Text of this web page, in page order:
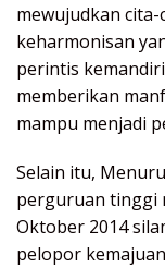
mewujudkan
keharmonisan
perintis
memberikan
mampu menjadi
Selain itu,
perguruan tinggi
Oktober 2014
pelopor